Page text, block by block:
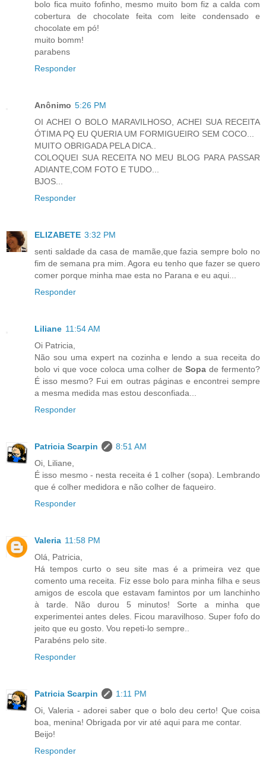
bolo fica muito fofinho, mesmo muito bom fiz a calda com
cobertura de chocolate feita com leite condensado e
chocolate em pó!
muito bomm!
parabens
Responder
Anônimo 5:26 PM
OI ACHEI O BOLO MARAVILHOSO, ACHEI SUA RECEITA
ÓTIMA PQ EU QUERIA UM FORMIGUEIRO SEM COCO...
MUITO OBRIGADA PELA DICA..
COLOQUEI SUA RECEITA NO MEU BLOG PARA PASSAR
ADIANTE,COM FOTO E TUDO...
BJOS...
Responder
ELIZABETE 3:32 PM
senti saldade da casa de mamãe,que fazia sempre bolo no
fim de semana pra mim. Agora eu tenho que fazer se quero
comer porque minha mae esta no Parana e eu aqui...
Responder
Liliane 11:54 AM
Oi Patricia,
Não sou uma expert na cozinha e lendo a sua receita do
bolo vi que voce coloca uma colher deSopa de fermento?
É isso mesmo? Fui em outras páginas e encontrei sempre
a mesma medida mas estou desconfiada...
Responder
Patricia Scarpin
8:51 AM
Oi, Liliane,
É isso mesmo - nesta receita é 1 colher (sopa). Lembrando
que é colher medidora e não colher de faqueiro.
Responder
Valeria 11:58 PM
Olá, Patricia,
Há tempos curto o seu site mas é a primeira vez que
comento uma receita. Fiz esse bolo para minha filha e seus
amigos de escola que estavam famintos por um lanchinho
à tarde. Não durou 5 minutos! Sorte a minha que
experimentei antes deles. Ficou maravilhoso. Super fofo do
jeito que eu gosto. Vou repeti-lo sempre..
Parabéns pelo site.
Responder
Patricia Scarpin
1:11 PM
Oi, Valeria - adorei saber que o bolo deu certo! Que coisa
boa, menina! Obrigada por vir até aqui para me contar.
Beijo!
Responder